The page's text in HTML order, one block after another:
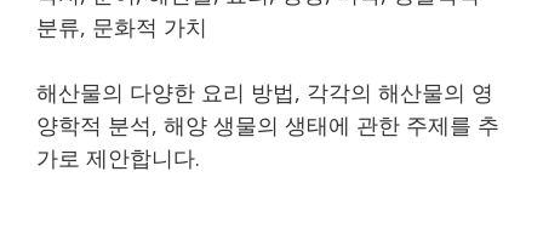
분류, 문화적 가치
해산물의 다양한 요리 방법, 각각의 해산물의 영
양학적 분석, 해양 생물의 생태에 관한 주제를 추
가로 제안합니다.